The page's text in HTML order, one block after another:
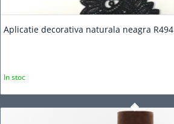
Aplicatie decorativa naturala neagra R494
In stoc